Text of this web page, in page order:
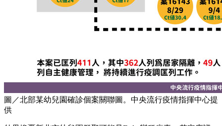
圖／北部某幼兒園確診個案關聯圖。中央流行疫情指揮中心提
供